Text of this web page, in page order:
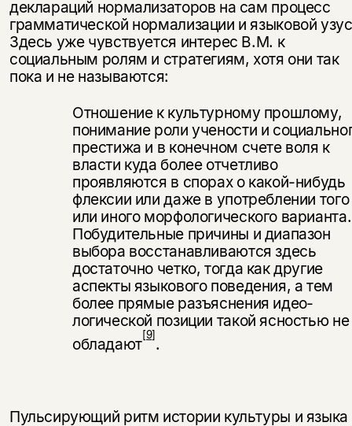
деклараций нормализаторов на сам процесс
грамматической нормали­зации и языковой
Здесь уже чувствуется интерес В.М. к
социальным ролям и стратегиям, хотя они так
пока и не называются:
Отношение к культурному прошлому,
понимание роли учености и
престижа и в конечном счете воля к
власти куда более отчетливо
проявляются в спорах о какой-нибудь
флексии или даже в употреблении того
или иного морфологического варианта.
Побудительные причины и диапазон
выбора восстанавливаются здесь
достаточно четко, тогда как дру­гие
аспекты языкового поведения, а тем
более прямые разъяснения идео­
логической позиции такой ясностью не
обладают[9].
Пульсирующий ритм истории культуры и языка
Подписка на рассылку
о книгах и событиях «НЛО».
За подписку дарим промокод на
скидку 15%
Я соглашаюсь сПолитикой конфиденциальности
подписаться
Этой книги временно
нет в продаже.
уведомления, и при поступлении книги
на склад получить письмо на указанный
электронный адрес.
Я соглашаюсь с Политикой конфиденциальности
подписаться
Эта книга
не предназначена для
несовершеннолетних
Скажите, пожалуйста,
вам уже исполнилось 18 лет?
да
нет, вернуться назад